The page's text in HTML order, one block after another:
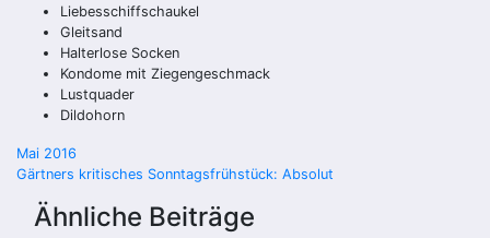
Liebesschiffschaukel
Gleitsand
Halterlose Socken
Kondome mit Ziegengeschmack
Lustquader
Dildohorn
Beitragsnavigation
Mai 2016
Gärtners kritisches Sonntagsfrühstück: Absolut
Ähnliche Beiträge